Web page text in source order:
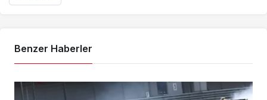
Benzer Haberler